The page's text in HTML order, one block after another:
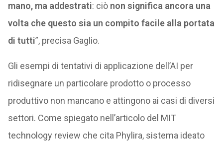
mano, ma addestrati: ciò non significa ancora una
volta che questo sia un compito facile alla portata
di tutti”, precisa Gaglio.
Gli esempi di tentativi di applicazione dell’AI per
ridisegnare un particolare prodotto o processo
produttivo non mancano e attingono ai casi di diversi
settori. Come spiegato nell’articolo del MIT
technology review che cita Phylira, sistema ideato